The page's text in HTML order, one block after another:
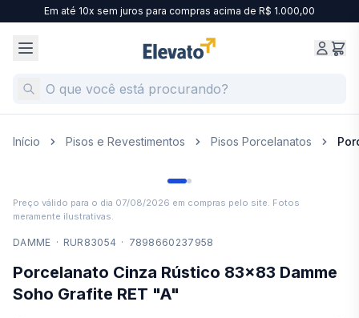
Em até 10x sem juros para compras acima de R$ 1.000,00
Início Pisos e Revestimentos Pisos Porcelanatos
Preço válido para o dia 07/08/2026 em compras pelo site. Fotos
meramente ilustrativas.
DAMME · RUR83054 · 7898660237958
Porcelanato Cinza Rústico 83x83 Damme
Soho Grafite RET "A"